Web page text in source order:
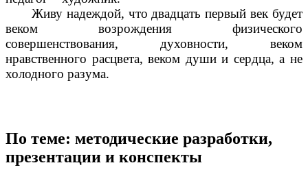
Живу надеждой, что двадцать первый век будет
веком возрождения физического
совершенствования, духовности, веком
нравственного расцвета, веком души и сердца, а не
холодного разума.
По теме: методические разработки,
презентации и конспекты